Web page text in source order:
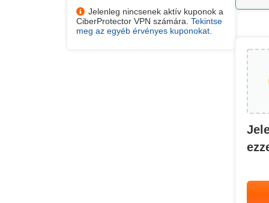
Jelenleg nincsenek aktív kuponok a
CiberProtector VPN számára. Tekintse
meg az egyéb érvényes kuponokat